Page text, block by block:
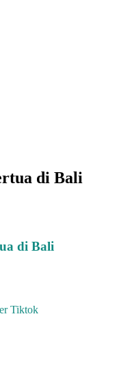
di Bali
di Bali
Tiktok